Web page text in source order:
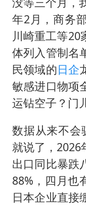
年2月，商务
川崎重工等20
体列入管制名
民领域的日企
敏感进口物项
运钻空子？门
数据从来不会
就说了，2026
出口同比暴跌
88%，四月也
日本企业直接